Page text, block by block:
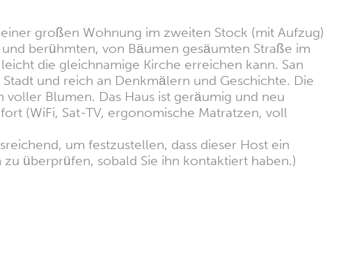
großen Wohnung im zweiten Stock (mit Aufzug)
berühmten, von Bäumen gesäumten Straße im
die gleichnamige Kirche erreichen kann. San
und reich an Denkmälern und Geschichte. Die
Blumen. Das Haus ist geräumig und neu
(WiFi, Sat-TV, ergonomische Matratzen, voll
um festzustellen, dass dieser Host ein
überprüfen, sobald Sie ihn kontaktiert haben.)